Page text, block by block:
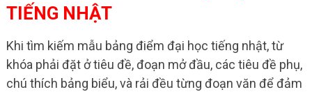
TIẾNG NHẬT
Khi tìm kiếm mẫu bảng điểm đại học tiếng nhật, từ
khóa phải đặt ở tiêu đề, đoạn mở đầu, các tiêu đề phụ,
chú thích bảng biểu, và rải đều từng đoạn văn để đảm